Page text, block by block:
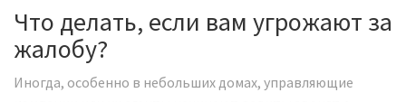
Что делать, если вам угрожают за
жалобу?
Иногда, особенно в небольших домах, управляющие